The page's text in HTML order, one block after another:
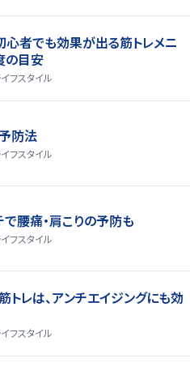
心者でも効果が出る筋トレメニ
の目安
フスタイル
防法
フスタイル
で腰痛・肩こりの予防も
フスタイル
トレは、アンチエイジングにも効
フスタイル